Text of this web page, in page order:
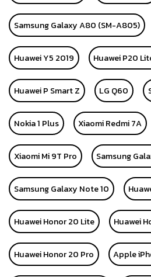
Samsung Galaxy A80 (SM-A805)
Huawei Y5 2019 Huawei P20
Huawei P Smart Z LG Q60
Nokia 1 Plus Xiaomi Redmi 7A
Xiaomi Mi 9T Pro Samsung
Samsung Galaxy Note 10
Huawei Honor 20 Lite Huawei
Huawei Honor 20 Pro Apple